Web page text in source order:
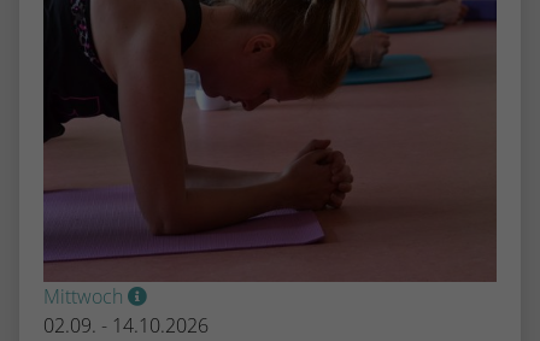
Mittwoch
02.09. - 14.10.2026